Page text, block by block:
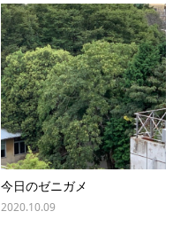
今日のゼニガメ
2020.10.09